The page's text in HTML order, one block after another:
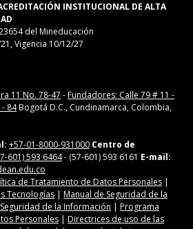
INSTITUCIONAL DE ALTA
del Mineducación
Vigencia 10/12/27
11 No. 78-47 -Fundadores: Calle 79 # 11 -
- 84Bogotá D.C., Cundinamarca, Colombia,
+57-01-8000-931000 Centro de
601) 593 6464- (57-601) 593 6161 E-mail:
de Tratamiento de Datos Personales |
Tecnologías | Manual de Seguridad de la
de la Información | Programa
Personales | Directrices de uso de las